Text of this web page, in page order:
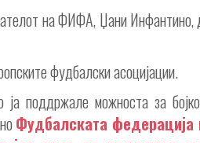
на ФИФА, Џани
фудбалски асоцијации.
ја поддржале можноста за
Фудбалската федерација